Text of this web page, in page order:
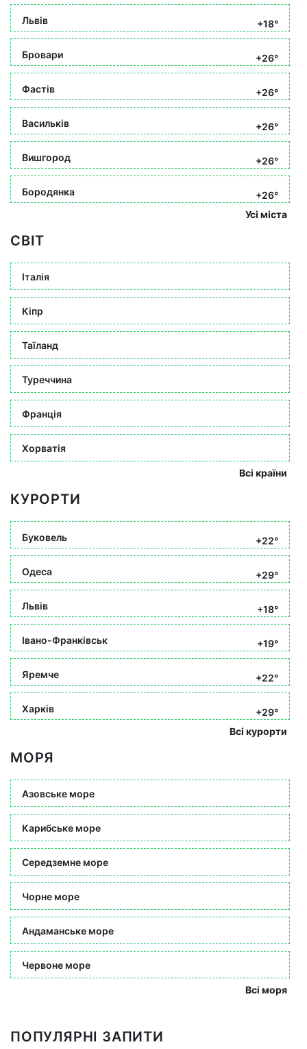
Львів +18°
Бровари +26°
Фастів +26°
Васильків +26°
Вишгород +26°
Бородянка
+26°
Усі міста
СВІТ
Італія
Кіпр
Таїланд
Туреччина
Франція
Хорватія
Всі країни
КУРОРТИ
Буковель +22°
Одеса +29°
Львів +18°
Івано-Франківськ +19°
Яремче +22°
Харків
+29°
Всі курорти
МОРЯ
Азовське море
Карибське море
Середземне море
Чорне море
Андаманське море
Червоне море
Всі моря
ПОПУЛЯРНІ ЗАПИТИ